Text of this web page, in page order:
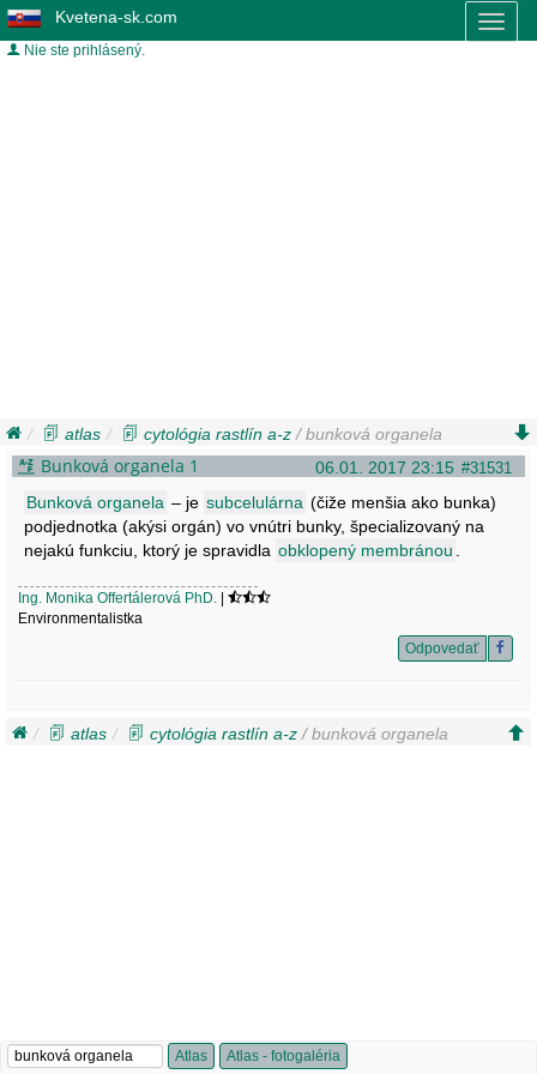
Kvetena-sk.com
Nie ste prihlásený.
atlas cytológia rastlín a-z / bunková organela
06.01. 2017 23:15 #31531
Bunková organela 1
Bunková organela – je subcelulárna (čiže menšia ako bunka)
podjednotka (akýsi orgán) vo vnútri bunky, špecializovaný na
nejakú funkciu, ktorý je spravidla obklopený membránou
Ing. Monika Offertálerová PhD.
Environmentalistka
Odpovedať
atlas cytológia rastlín a-z/ bunková organela
Atlas Atlas - fotogaléria